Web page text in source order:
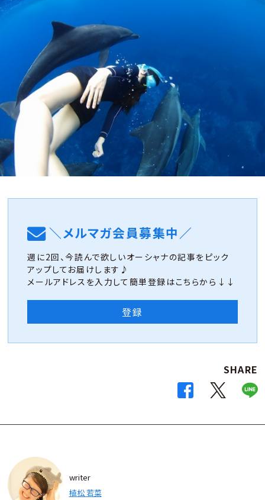
＼メルマガ会員募集中／
週に2回、今読んで欲しいオーシャナの記事をピック
アップしてお届けします♪
メールアドレスを入力して簡単登録はこちらから↓↓
登録
SHARE
writer
植松 若菜